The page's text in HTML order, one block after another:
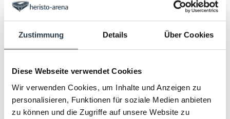
Zustimmung Details Über Cookies
Diese Webseite verwendet Cookies
Wir verwenden Cookies, um Inhalte und Anzeigen zu
personalisieren, Funktionen für soziale Medien anbieten
zu können und die Zugriffe auf unsere Website zu
verschließbarem Dach. Die in Europa einzigartige
Konstruktion ermöglicht es, das Stadion innerhalb von
90 Sekunden in einen wetterunabhängigen
Location bedient die heristo-arena Städte in
Rheda-Wiedenbrück, Paderborn, Detmold und Bad
Salzuflen.